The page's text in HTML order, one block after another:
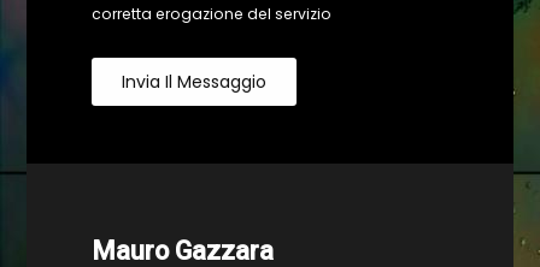
corretta erogazione del servizio
Invia Il Messaggio
Mauro Gazzara